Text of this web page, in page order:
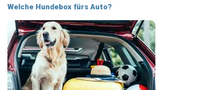
Welche Hundebox fürs Auto?